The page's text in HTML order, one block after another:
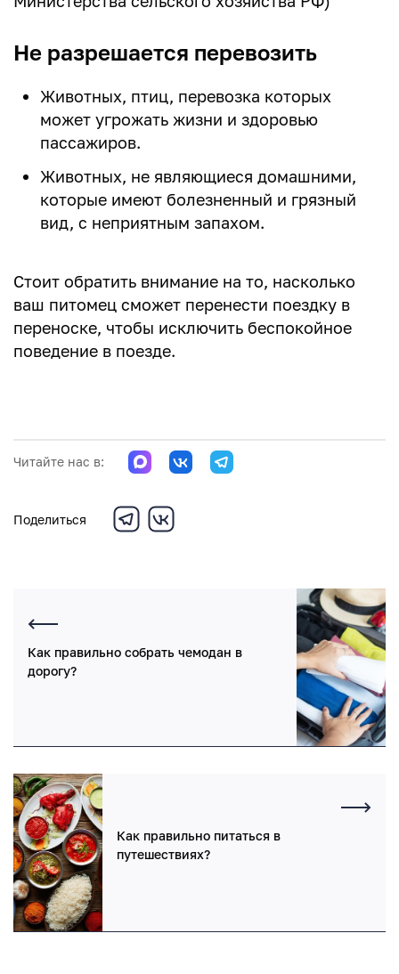
Не разрешается перевозить
Животных, птиц, перевозка которых
может угрожать жизни и здоровью
пассажиров.
Животных, не являющиеся домашними,
которые имеют болезненный и грязный
вид, с неприятным запахом.
Стоит обратить внимание на то, насколько
ваш питомец сможет перенести поездку в
переноске, чтобы исключить беспокойное
поведение в поезде.
Читайте нас в:
Поделиться
Как правильно собрать чемодан в
дорогу?
Как правильно питаться в
путешествиях?